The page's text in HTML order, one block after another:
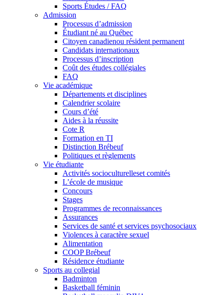
Sports Études / FAQ
Admission
Processus d’admission
Étudiant né au Québec
Citoyen canadienou résident permanent
Candidats internationaux
Processus d’inscription
Coût des études collégiales
FAQ
Vie académique
Départements et disciplines
Calendrier scolaire
Cours d’été
Aides à la réussite
Cote R
Formation en TI
Distinction Brébeuf
Politiques et règlements
Vie étudiante
Activités socioculturelleset comités
L’école de musique
Concours
Stages
Programmes de reconnaissances
Assurances
Services de santé et services psychosociaux
Violences à caractère sexuel
Alimentation
COOP Brébeuf
Résidence étudiante
Sports au collegial
Badminton
Basketball féminin